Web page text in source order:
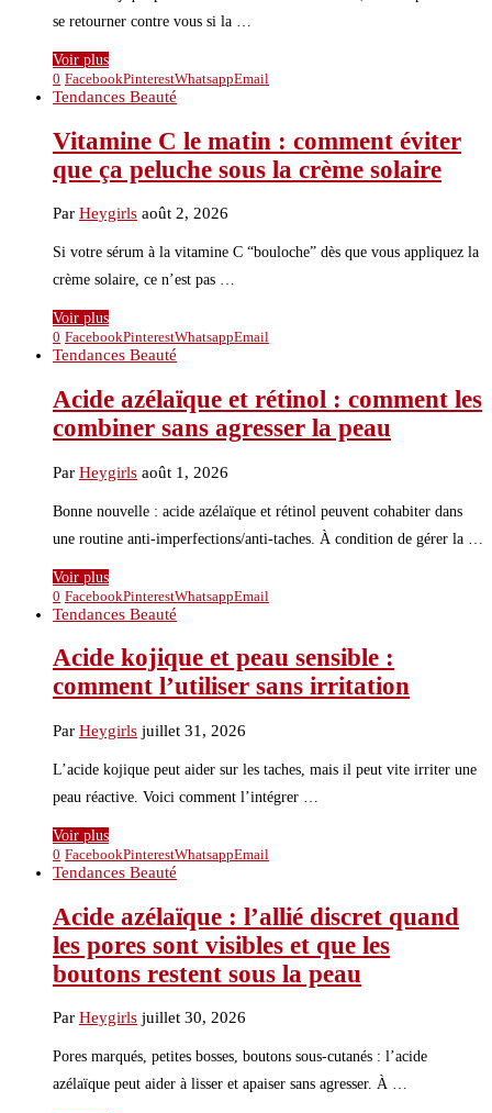
se retourner contre vous si la …
Voir plus
0 FacebookPinterestWhatsappEmail
Tendances Beauté
Vitamine C le matin : comment éviter
que ça peluche sous la crème solaire
Par Heygirls août 2, 2026
Si votre sérum à la vitamine C “bouloche” dès que vous appliquez la
crème solaire, ce n’est pas …
Voir plus
0 FacebookPinterestWhatsappEmail
Tendances Beauté
Acide azélaïque et rétinol : comment les
combiner sans agresser la peau
Par Heygirls août 1, 2026
Bonne nouvelle : acide azélaïque et rétinol peuvent cohabiter dans
une routine anti-imperfections/anti-taches. À condition de gérer la …
Voir plus
0 FacebookPinterestWhatsappEmail
Tendances Beauté
Acide kojique et peau sensible :
comment l’utiliser sans irritation
Par Heygirls juillet 31, 2026
L’acide kojique peut aider sur les taches, mais il peut vite irriter une
peau réactive. Voici comment l’intégrer …
Voir plus
0 FacebookPinterestWhatsappEmail
Tendances Beauté
Acide azélaïque : l’allié discret quand
les pores sont visibles et que les
boutons restent sous la peau
Par Heygirls juillet 30, 2026
Pores marqués, petites bosses, boutons sous-cutanés : l’acide
azélaïque peut aider à lisser et apaiser sans agresser. À …